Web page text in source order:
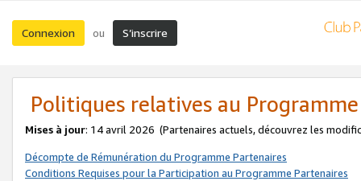
Connexion ou S’inscrire
Politiques relatives au
Mises à jour: 14 avril 2026 (Partenaires actuels, découvrez les
Décompte de Rémunération du Programme Partenaires
Conditions Requises pour la Participation au Programme Partenaires